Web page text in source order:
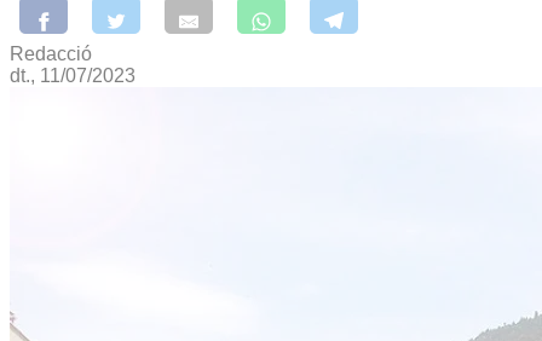
Redacció
dt., 11/07/2023